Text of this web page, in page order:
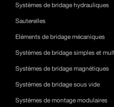
Systèmes de bridage hydrauliques
Sauterelles
Eléments de bridage mécaniques
Systèmes de bridage simples et
Systèmes de bridage magnétiques
Systèmes de bridage sous vide
Systèmes de montage modulaires